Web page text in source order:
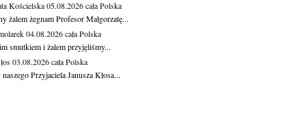
Kościelska05.08.2026cała Polska
żalem żegnam Profesor Małgorzatę...
04.08.2026cała Polska
smutkiem i żalem przyjęliśmy...
03.08.2026cała Polska
Przyjaciela Janusza Kłosa...